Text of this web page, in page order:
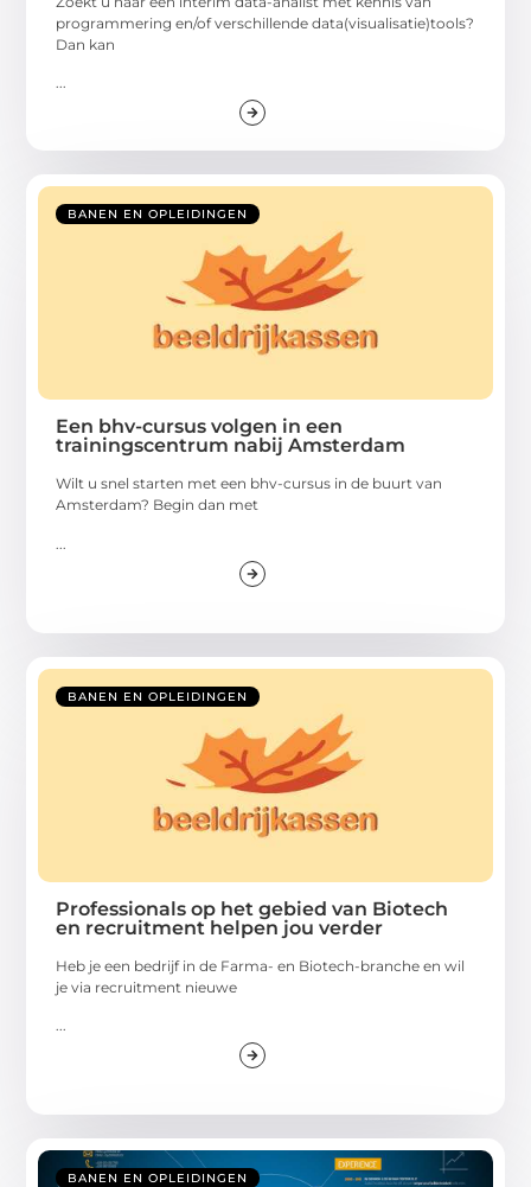
programmering en/of verschillende data(visualisatie)tools?
Dan kan
...
BANEN EN OPLEIDINGEN
Een bhv-cursus volgen in een
trainingscentrum nabij Amsterdam
Wilt u snel starten met een bhv-cursus in de buurt van
Amsterdam? Begin dan met
BANEN EN OPLEIDINGEN
Professionals op het gebied van Biotech
en recruitment helpen jou verder
Heb je een bedrijf in de Farma- en Biotech-branche en wil
je via recruitment nieuwe
BANEN EN OPLEIDINGEN